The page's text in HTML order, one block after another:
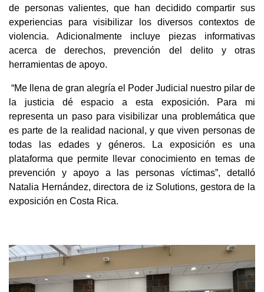
de personas valientes, que han decidido compartir sus
experiencias para visibilizar los diversos contextos de
violencia. Adicionalmente incluye piezas informativas
acerca de derechos, prevención del delito y otras
herramientas de apoyo.
“Me llena de gran alegría el Poder Judicial nuestro pilar de
la justicia dé espacio a esta exposición. Para mi
representa un paso para visibilizar una problemática que
es parte de la realidad nacional, y que viven personas de
todas las edades y géneros. La exposición es una
plataforma que permite llevar conocimiento en temas de
prevención y apoyo a las personas víctimas”, detalló
Natalia Hernández, directora de iz Solutions, gestora de la
exposición en Costa Rica.